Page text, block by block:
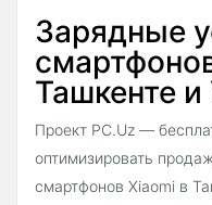
Зарядные
Ташкенте и
Проект PC.Uz —
оптимизировать
смартфонов Xiaomi в